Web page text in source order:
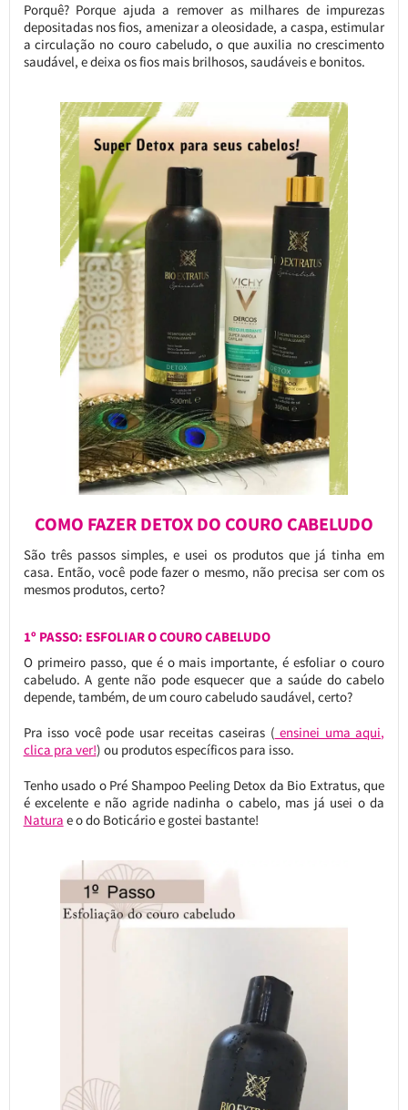
Porquê? Porque ajuda a remover as milhares de impurezas
depositadas nos fios, amenizar a oleosidade, a caspa, estimular
a circulação no couro cabeludo, o que auxilia no crescimento
saudável, e deixa os fios mais brilhosos, saudáveis e bonitos.
COMO FAZER DETOX DO COURO CABELUDO
São três passos simples, e usei os produtos que já tinha em
casa. Então, você pode fazer o mesmo, não precisa ser com os
mesmos produtos, certo?
1º PASSO: ESFOLIAR O COURO CABELUDO
O primeiro passo, que é o mais importante, é esfoliar o couro
cabeludo. A gente não pode esquecer que a saúde do cabelo
depende, também, de um couro cabeludo saudável, certo?
Pra isso você pode usar receitas caseiras ( ensinei uma aqui,
clica pra ver!) ou produtos específicos para isso.
Tenho usado o Pré Shampoo Peeling Detox da Bio Extratus, que
é excelente e não agride nadinha o cabelo, mas já usei o da
Natura e o do Boticário e gostei bastante!